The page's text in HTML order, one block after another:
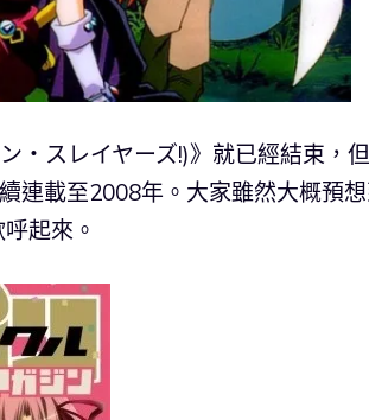
・スレイヤーズ!)》就已經結束，
連載至2008年。大家雖然大概預
起來。